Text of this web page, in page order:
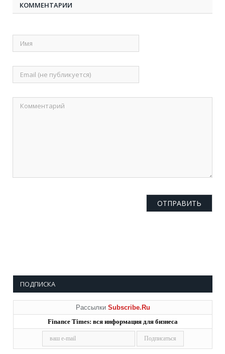
КОММЕНТАРИИ
ПОДПИСКА
Рассылки Subscribe.Ru
Finance Times: вся информация для бизнеса